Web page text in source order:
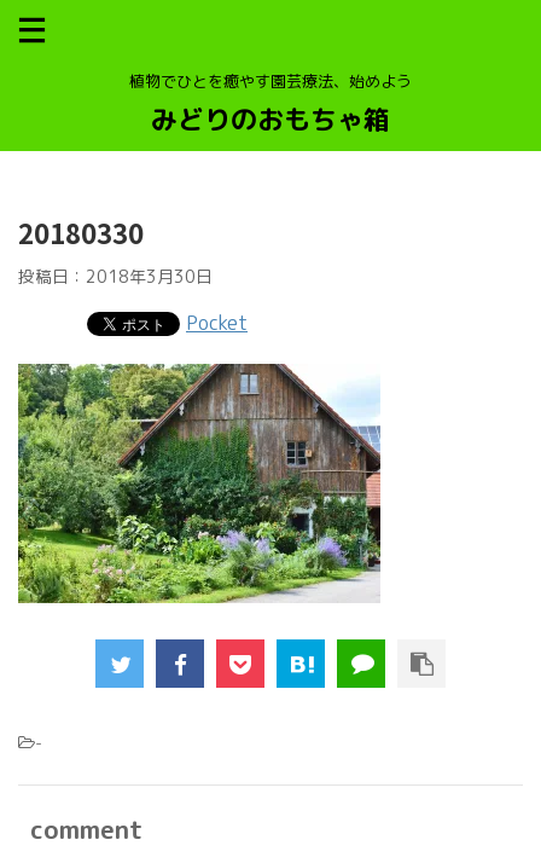
植物でひとを癒やす園芸療法、始めよう
みどりのおもちゃ箱
20180330
投稿日： 2018年3月30日
Pocket
-
comment